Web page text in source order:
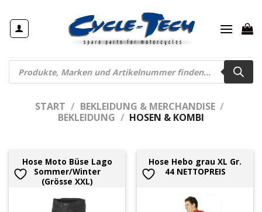
Inhalt
springen
Products
search
START / BEKLEIDUNG & MERCHANDISE /
BEKLEIDUNG / HOSEN & KOMBI
Hose Moto Büse Lago
Sommer/Winter
(Grösse XXL)
Hose Hebo grau XL Gr.
44 NETTOPREIS